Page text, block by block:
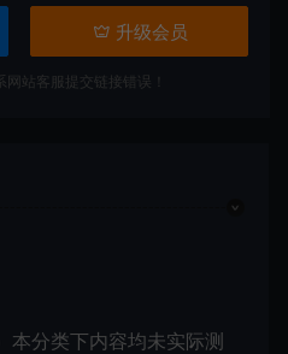
升级会员
网站客服提交链接错误！
本分类下内容均未实际测